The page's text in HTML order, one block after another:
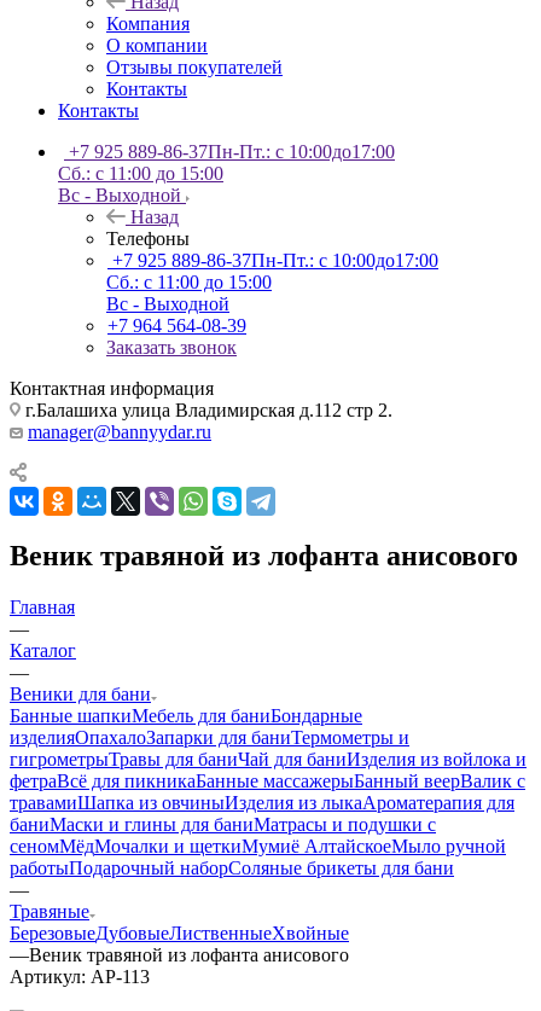
Компания
О компании
Отзывы покупателей
Контакты
Контакты
+7 925 889-86-37Пн-Пт.: с 10:00до17:00
Сб.: с 11:00 до 15:00
Вс - Выходной
Назад
Телефоны
+7 925 889-86-37Пн-Пт.: с 10:00до17:00
Сб.: с 11:00 до 15:00
Вс - Выходной
+7 964 564-08-39
Заказать звонок
Контактная информация
г.Балашиха улица Владимирская д.112 стр 2.
manager@bannyydar.ru
Веник травяной из лофанта анисового
Главная
—
Каталог
—
Веники для бани
Банные шапкиМебель для баниБондарные
изделияОпахалоЗапарки для баниТермометры и
гигрометрыТравы для баниЧай для баниИзделия из войлока и
фетраВсё для пикникаБанные массажерыБанный веерВалик с
травамиШапка из овчиныИзделия из лыкаАроматерапия для
баниМаски и глины для баниМатрасы и подушки с
сеномМёдМочалки и щеткиМумиё АлтайскоеМыло ручной
работыПодарочный наборСоляные брикеты для бани
—
Травяные
БерезовыеДубовыеЛиственныеХвойные
—Веник травяной из лофанта анисового
Артикул: АР-113